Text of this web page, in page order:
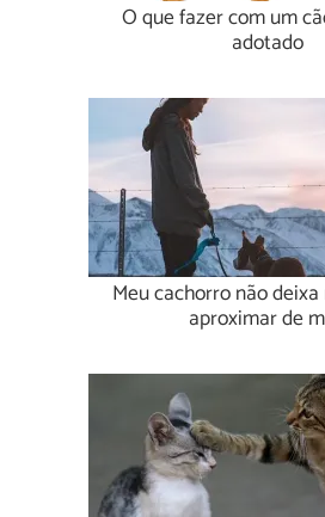
O que fazer com um
adotado
Meu cachorro não
aproximar de